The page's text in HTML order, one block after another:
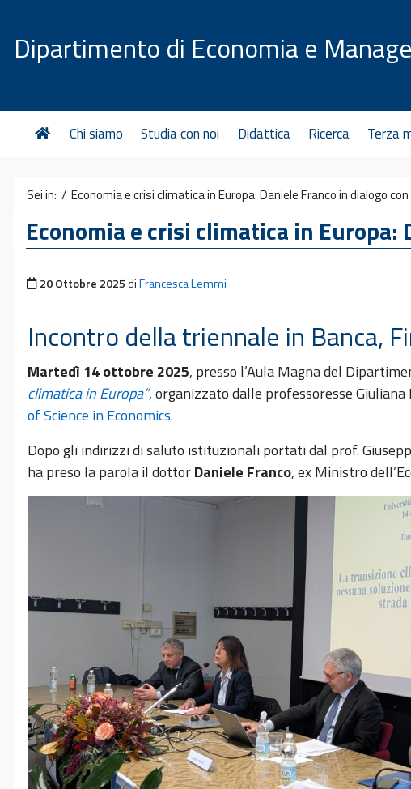
Dipartimento di Economia e
Chi siamo Studia con noi Didattica Ricerca Terza
Sei in: / Economia e crisi climatica in Europa: Daniele Franco in dialogo
Economia e crisi climatica in Europa:
Pubblicato il
20 Ottobre 2025diFrancesca Lemmi
Incontro della triennale in Banca,
Martedì 14 ottobre 2025, presso l’Aula Magna del
climatica in Europa”, organizzato dalle professoresse
of Science in Economics.
Dopo gli indirizzi di saluto istituzionali portati dal prof.
ha preso la parola il dottorDaniele Franco, ex Ministro